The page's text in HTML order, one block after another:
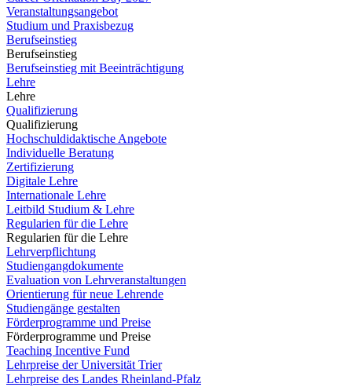
Veranstaltungsangebot
Studium und Praxisbezug
Berufseinstieg
Berufseinstieg
Berufseinstieg mit Beeinträchtigung
Lehre
Lehre
Qualifizierung
Qualifizierung
Hochschuldidaktische Angebote
Individuelle Beratung
Zertifizierung
Digitale Lehre
Internationale Lehre
Leitbild Studium & Lehre
Regularien für die Lehre
Regularien für die Lehre
Lehrverpflichtung
Studiengangdokumente
Evaluation von Lehrveranstaltungen
Orientierung für neue Lehrende
Studiengänge gestalten
Förderprogramme und Preise
Förderprogramme und Preise
Teaching Incentive Fund
Lehrpreise der Universität Trier
Lehrpreise des Landes Rheinland-Pfalz